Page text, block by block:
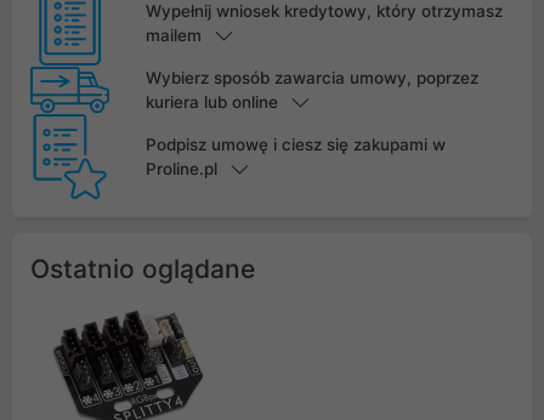
Wypełnij wniosek kredytowy, który otrzymasz
mailem
Wybierz sposób zawarcia umowy, poprzez
kuriera lub online
Podpisz umowę i ciesz się zakupami w
Proline.pl
Ostatnio oglądane